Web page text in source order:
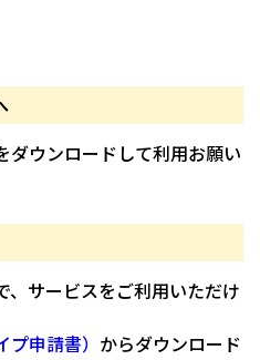
ダウンロードして利用お願い
、サービスをご利用いただけ
申請書） からダウンロード